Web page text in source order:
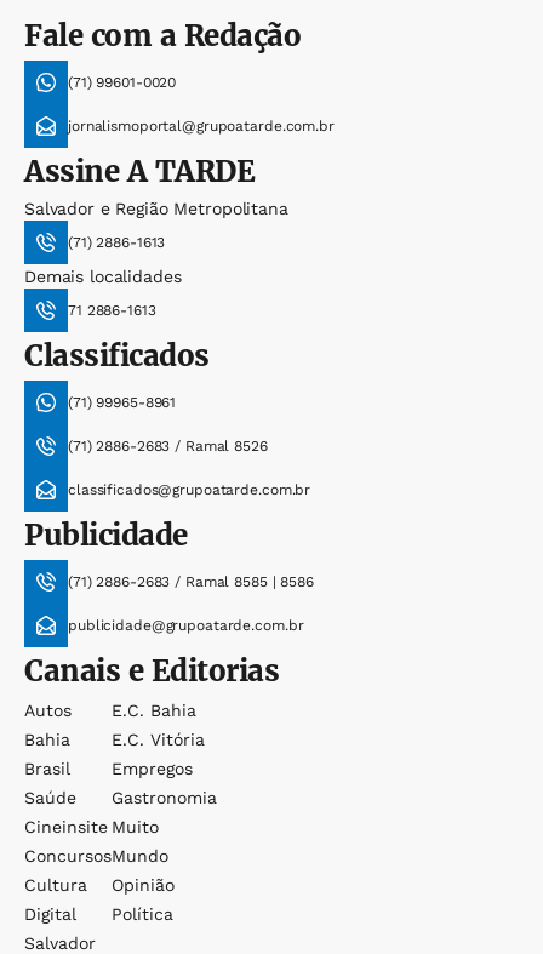
Fale com a Redação
(71) 99601-0020
jornalismoportal@grupoatarde.com.br
AssineA TARDE
Salvador e Região Metropolitana
(71) 2886-1613
Demais localidades
71 2886-1613
Classificados
(71) 99965-8961
(71) 2886-2683 / Ramal 8526
classificados@grupoatarde.com.br
Publicidade
(71) 2886-2683 / Ramal 8585 | 8586
publicidade@grupoatarde.com.br
Canais e Editorias
Autos
Bahia
Brasil
Saúde
Cineinsite
Concursos
Cultura
Digital
Salvador
E.c. Bahia
E.c. Vitória
Empregos
Gastronomia
Muito
Mundo
Opinião
Política